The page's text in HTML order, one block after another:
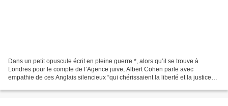
Dans un petit opuscule écrit en pleine guerre *, alors qu’il se trouve à
Londres pour le compte de l’Agence juive, Albert Cohen parle avec
empathie de ces Anglais silencieux “qui chérissaient la liberté et la justice